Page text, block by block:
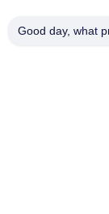
Good day, what